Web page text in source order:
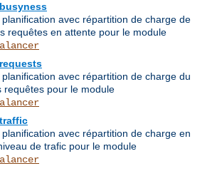
avec répartition de charge de
requêtes en attente pour le module
avec répartition de charge du
requêtes pour le module
avec répartition de charge en
de trafic pour le module